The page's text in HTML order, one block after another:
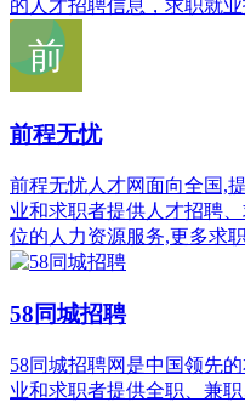
的人才招聘信息，求职就业
前程无忧
前程无忧人才网面向全国,
业和求职者提供人才招聘
位的人力资源服务,更多求
58同城招聘
58同城招聘网是中国领先
业和求职者提供全职、兼